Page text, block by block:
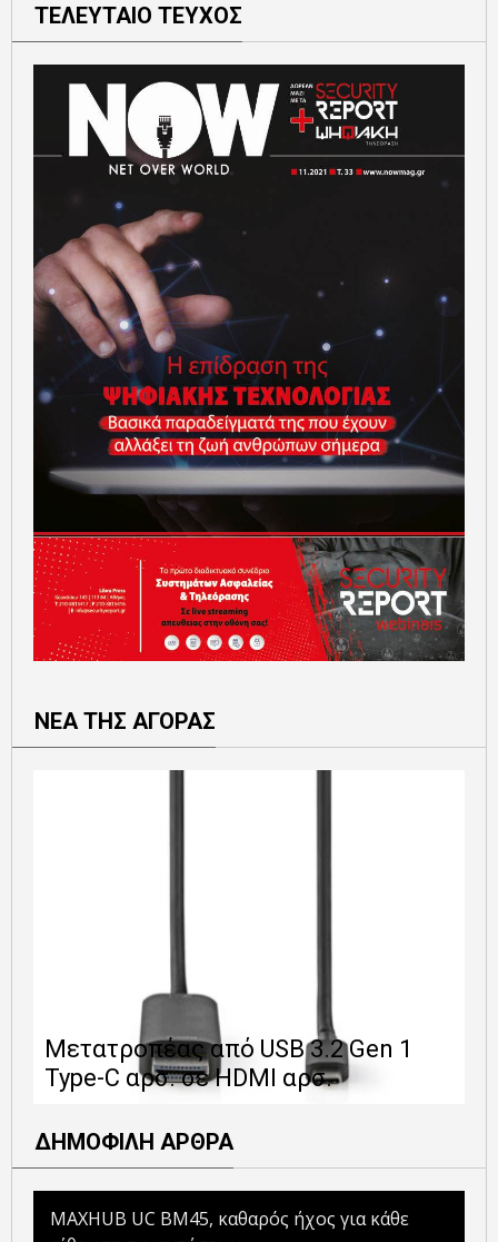
ΤΕΛΕΥΤΑΙΟ ΤΕΥΧΟΣ
ΝΕΑ ΤΗΣ ΑΓΟΡΑΣ
Μετατροπέας από USB 3.2 Gen 1
Type-C αρσ. σε HDMI αρσ.
ΔΗΜΟΦΙΛΗ ΑΡΘΡΑ
MAXHUB UC BM45, καθαρός ήχος για κάθε